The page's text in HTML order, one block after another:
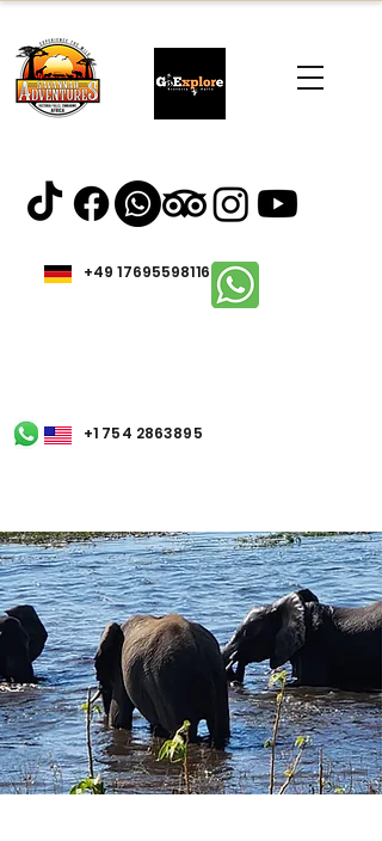
+49 17695598116
+1 754 2863895